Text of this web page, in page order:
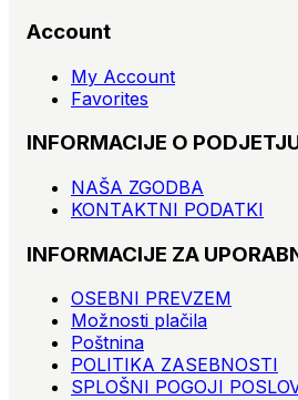
Account
My Account
Favorites
INFORMACIJE O
NAŠA ZGODBA
KONTAKTNI PODATKI
INFORMACIJE ZA
OSEBNI PREVZEM
Možnosti plačila
Poštnina
POLITIKA ZASEBNOSTI
SPLOŠNI POGOJI